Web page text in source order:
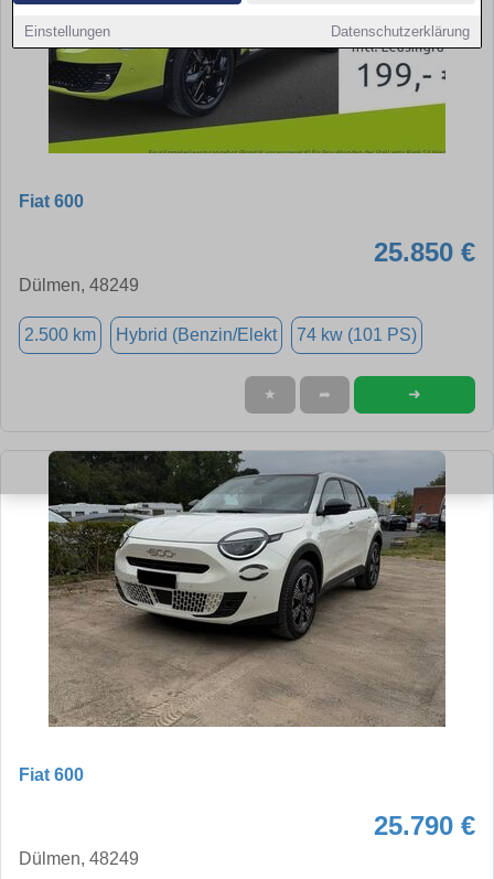
Einstellungen Datenschutzerklärung
Fiat 600
25.850 €
Dülmen, 48249
2.500 km Hybrid (Benzin/Elekt 74 kw (101 PS)
★ ➦ ➜
Fiat 600
25.790 €
Dülmen, 48249